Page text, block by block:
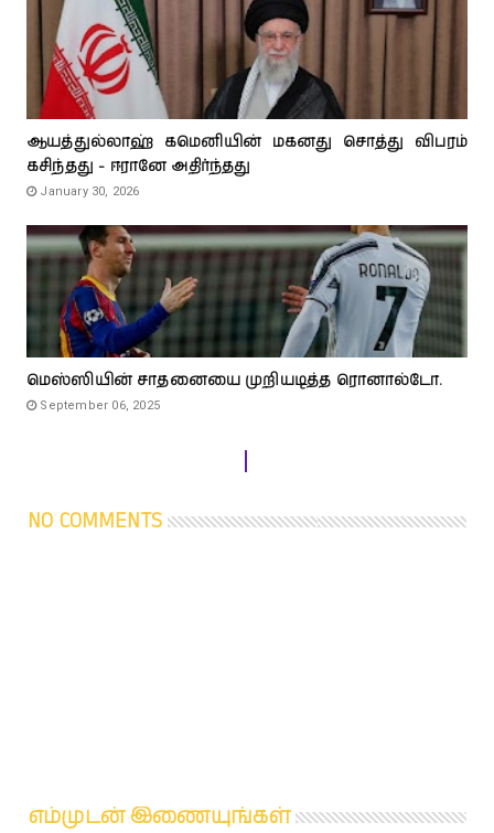
ஆயத்துல்லாஹ் கமெனியின் மகனது சொத்து விபரம்
கசிந்தது - ஈரானே அதிர்ந்தது
January 30, 2026
மெஸ்ஸியின் சாதனையை முறியடித்த ரொனால்டோ.
September 06, 2025
NO COMMENTS
எம்முடன் இணையுங்கள்